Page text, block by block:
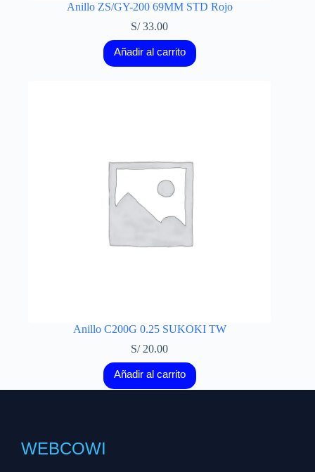
Anillo ZS/GY-200 69MM STD Rojo
S/33.00
Añadir al carrito
Anillo C200G 0.25 SUKOKI TW
S/20.00
Añadir al carrito
WEBCOWI